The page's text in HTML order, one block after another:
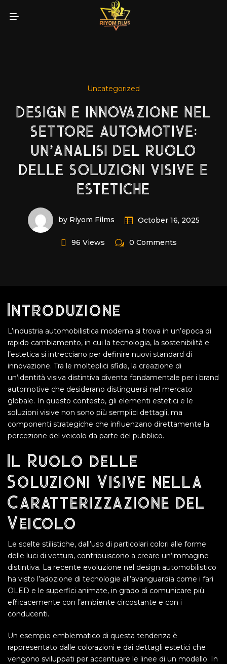
Uncategorized
DESIGN E INNOVAZIONE NEL
SETTORE AUTOMOTIVE:
UN’ANALISI DEL RUOLO
DELLE SOLUZIONI VISIVE E
ESTETICHE
by Riyom Films October 16, 2025
96 Views 0 Comments
Introduzione
L’industria automobilistica moderna si trova in un’epoca di
rapido cambiamento, in cui la tecnologia, la sostenibilità e
l’estetica si intrecciano per definire nuovi standard di
innovazione. Tra le molteplici sfide, la creazione di
un’identità visiva distintiva diventa fondamentale per i brand
automotive che desiderano distinguersi nel mercato
globale. In questo contesto, gli elementi estetici e le
soluzioni visive non sono più semplici dettagli, ma
componenti strategiche che influenzano direttamente la
percezione del veicolo da parte del pubblico.
Il Ruolo delle
Soluzioni Visive nella
Caratterizzazione del
Veicolo
Le scelte stilistiche, dall’uso di particolari colori alle forme
delle luci di vettura, contribuiscono a creare un’immagine
distintiva. La recente evoluzione nel design automobilistico
ha visto l’adozione di tecnologie all’avanguardia come i fari
OLED e le superfici animate, in grado di comunicare più
efficacemente con l’ambiente circostante e con i
conducenti.
Un esempio emblematico di questa tendenza è
rappresentato dalle colorazioni e dai dettagli estetici che
vengono sviluppati per accentuare le linee di un modello. In